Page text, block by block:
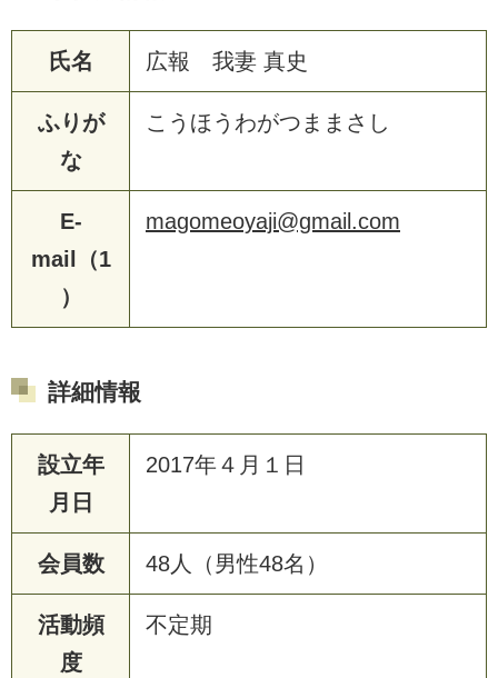
氏名 広報 我妻 真史
ふりが
な
こうほうわがつままさし
E-
mail（1
）
magomeoyaji@gmail.com
詳細情報
設立年
月日
2017年４月１日
会員数 48人（男性48名）
活動頻
度
不定期